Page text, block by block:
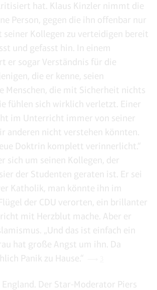
hat. Klaus Kinzler nimmt die
Person, gegen die ihn offenbar nur
seiner Kollegen zu verteidigen bereit
und gefasst hin. In einem
er sogar Verständnis für die
die er kenne, seien
Menschen, die mit Sicherheit nichts
fühlen sich wirklich verletzt. Einer
im Unterricht immer von seiner
anderen nicht verstehen könnten.
Doktrin komplett verinnerlicht.“
sich um seinen Kollegen, der
der Studenten geraten ist. Er sei
Katholik, man könnte ihn im
der CDU verorten, ein brillanter
mit Herzblut mache. Aber er
„Und das ist einfach ein
hat große Angst um ihn. Da
Panik zu Hause.“
Der Star-Moderator Piers